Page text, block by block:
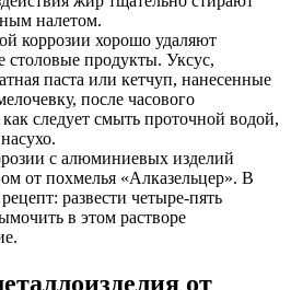
налетом.
коррозии хорошо удаляют
столовые продукты. Уксус,
паста или кетчуп, нанесенные
после часового
следует смыть проточной водой,
с алюминиевых изделий
от похмелья «Алказельцер». В
развести четыре-пять
в этом растворе
от